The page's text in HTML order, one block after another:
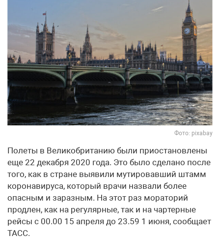
Фото: pixabay
Полеты в Великобританию были приостановлены
еще 22 декабря 2020 года. Это было сделано после
того, как в стране выявили мутировавший штамм
коронавируса, который врачи назвали более
опасным и заразным. На этот раз мораторий
продлен, как на регулярные, так и на чартерные
рейсы с 00.00 15 апреля до 23.59 1 июня, сообщает
ТАСС.